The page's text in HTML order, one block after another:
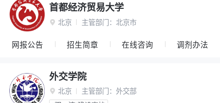
首都经济贸易大学
 北京 主管部门： 北京市
网报公告 招生简章 在线咨询 调剂办法
外交学院
 北京 主管部门： 外交部